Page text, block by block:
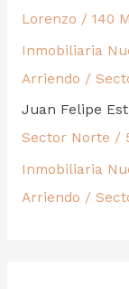
Lorenzo / 140
Inmobiliaria
Arriendo /
Juan Felipe
Sector Norte /
Inmobiliaria
Arriendo /